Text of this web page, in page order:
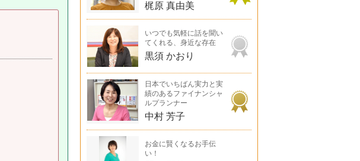
梶原 真由美
いつでも気軽に話を聞い
てくれる、身近な存在
黒須 かおり
日本でいちばん実力と実
績のあるファイナンシャ
ルプランナー
中村 芳子
お金に賢くなるお手伝
い！